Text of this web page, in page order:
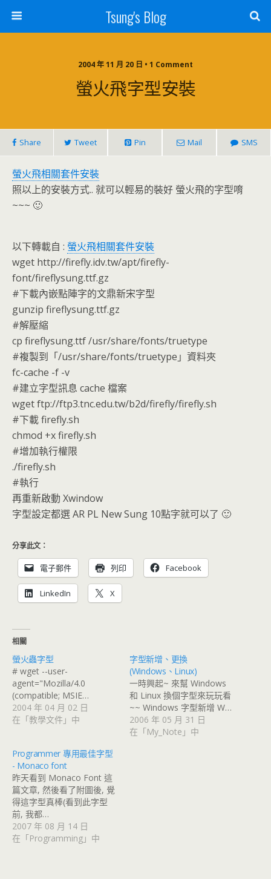
Tsung's Blog
2004 年 11 月 20 日 • 1 Comment
螢火飛字型安裝
Share Tweet Pin Mail SMS
螢火飛相關套件安裝
照以上的安裝方式.. 就可以輕易的裝好 螢火飛的字型唷
~~~ 🙂
以下轉載自 : 螢火飛相關套件安裝
wget http://firefly.idv.tw/apt/firefly-
font/fireflysung.ttf.gz
#下載內嵌點陣字的文鼎新宋字型
gunzip fireflysung.ttf.gz
#解壓縮
cp fireflysung.ttf /usr/share/fonts/truetype
#複製到「/usr/share/fonts/truetype」資料夾
fc-cache -f -v
#建立字型訊息 cache 檔案
wget ftp://ftp3.tnc.edu.tw/b2d/firefly/firefly.sh
#下載 firefly.sh
chmod +x firefly.sh
#增加執行權限
./firefly.sh
#執行
再重新啟動 Xwindow
字型設定都選 AR PL New Sung 10點字就可以了 🙂
分享此文：
電子郵件 列印 Facebook
LinkedIn X
相關
螢火蟲字型
# wget --user-
agent="Mozilla/4.0
(compatible; MSIE…
2004 年 04 月 02 日
在「教學文件」中
字型新增、更換
(Windows、Linux)
一時興起~ 來幫 Windows
和 Linux 換個字型來玩玩看
~~ Windows 字型新增 W…
2006 年 05 月 31 日
在「My_Note」中
Programmer 專用最佳字型
- Monaco font
昨天看到 Monaco Font 這
篇文章, 然後看了附圖後, 覺
得這字型真棒(看到此字型
前, 我都…
2007 年 08 月 14 日
在「Programming」中